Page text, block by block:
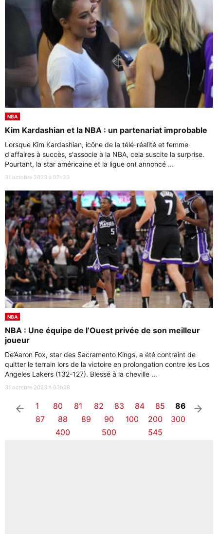
NBA
Kim Kardashian et la NBA : un partenariat improbable
Lorsque Kim Kardashian, icône de la télé-réalité et femme
d'affaires à succès, s'associe à la NBA, cela suscite la surprise.
Pourtant, la star américaine et la ligue ont annoncé ...
31 octobre 2023 à 07h23
NBA
NBA : Une équipe de l’Ouest privée de son meilleur
joueur
De’Aaron Fox, star des Sacramento Kings, a été contraint de
quitter le terrain lors de la victoire en prolongation contre les Los
Angeles Lakers (132-127). Blessé à la cheville ...
31 octobre 2023 à 03h28
arrow_left 1 80 81 82 83 84 85
86
87
88 89 90 100 200
300
400
500 545
arrow_right